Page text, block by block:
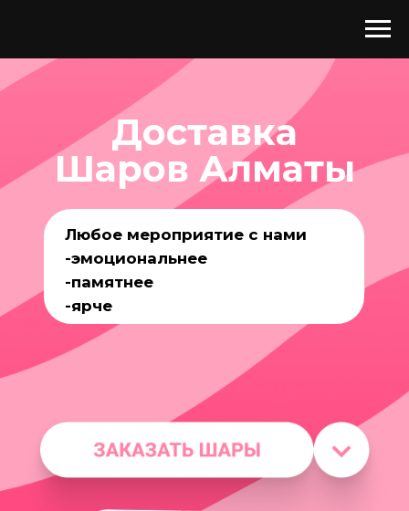
Доставка
Шаров Алматы
Любое мероприятие с нами
-эмоциональнее
-памятнее
-ярче